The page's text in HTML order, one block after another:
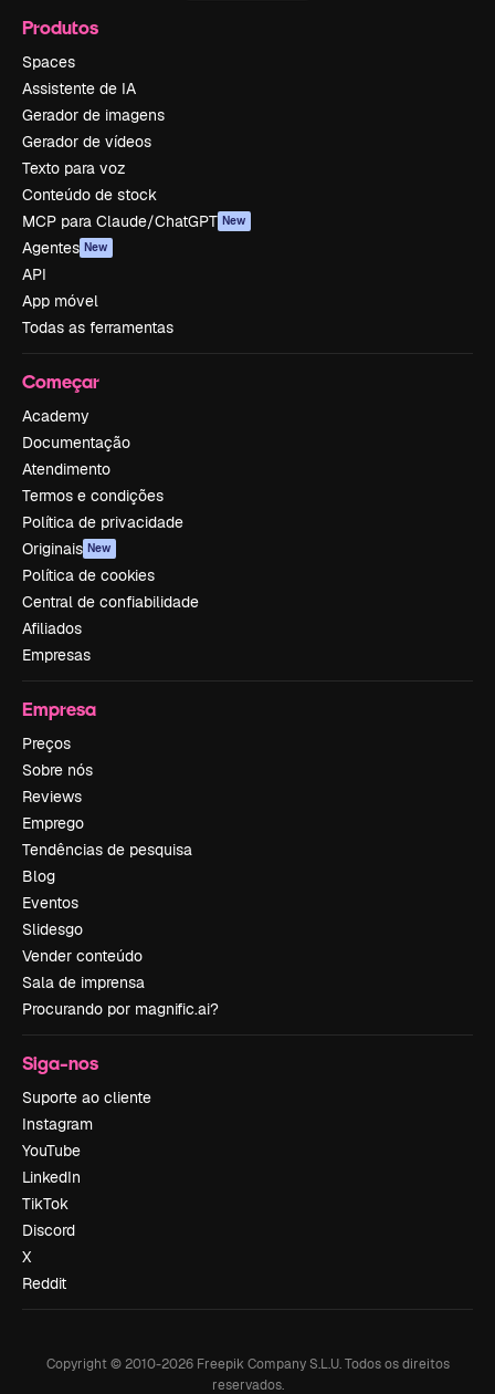
Produtos
Spaces
Assistente de IA
Gerador de imagens
Gerador de vídeos
Texto para voz
Conteúdo de stock
MCP para Claude/ChatGPT New
Agentes New
API
App móvel
Todas as ferramentas
Começar
Academy
Documentação
Atendimento
Termos e condições
Política de privacidade
Originais New
Política de cookies
Central de confiabilidade
Afiliados
Empresas
Empresa
Preços
Sobre nós
Reviews
Emprego
Tendências de pesquisa
Blog
Eventos
Slidesgo
Vender conteúdo
Sala de imprensa
Procurando por magnific.ai?
Siga-nos
Suporte ao cliente
Instagram
YouTube
LinkedIn
TikTok
Discord
X
Reddit
Copyright © 2010-2026Freepik Company S.L.U. Todos os direitos
reservados.